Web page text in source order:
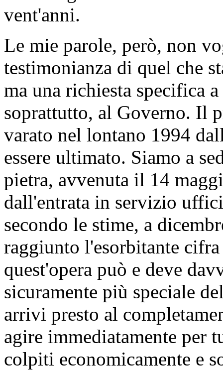
vent'anni.
Le mie parole, però, non
testimonianza di quel che
ma una richiesta specifica
soprattutto, al Governo. Il
varato nel lontano 1994
essere ultimato. Siamo a
pietra, avvenuta il 14
dall'entrata in servizio
secondo le stime, a
raggiunto l'esorbitante
quest'opera può e deve
sicuramente più speciale
arrivi presto al
agire immediatamente per
colpiti economicamente e